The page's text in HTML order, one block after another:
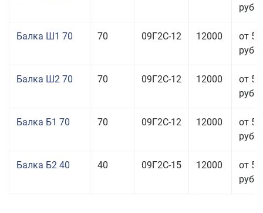
руб.
Балка Ш1 70 70 09Г2С-12 12000
от
руб.
Балка Ш2 70 70 09Г2С-12 12000
от
руб.
Балка Б1 70 70 09Г2С-12 12000
от
руб.
Балка Б2 40 40 09Г2С-15 12000
от
руб.